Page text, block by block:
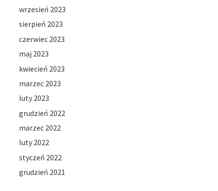
wrzesień 2023
sierpień 2023
czerwiec 2023
maj 2023
kwiecień 2023
marzec 2023
luty 2023
grudzień 2022
marzec 2022
luty 2022
styczeń 2022
grudzień 2021